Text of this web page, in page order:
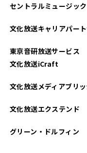
セントラルミュージック
文化放送キャリアパー
東京音研放送サービス
文化放送iCraft
文化放送メディアブリ
文化放送エクステンド
グリーン・ドルフィン